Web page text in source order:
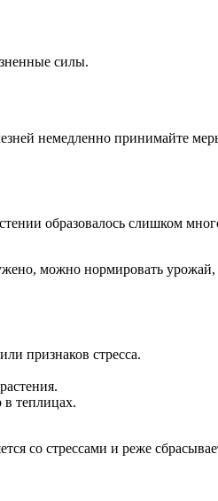
силы.
немедленно принимайте
образовалось слишком
можно нормировать урожай,
признаков стресса.
в теплицах.
со стрессами и реже